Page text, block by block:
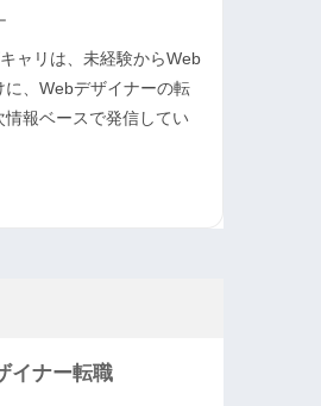
ャリは、未経験からWeb
、Webデザイナーの転
報ベースで発信してい
イナー転職